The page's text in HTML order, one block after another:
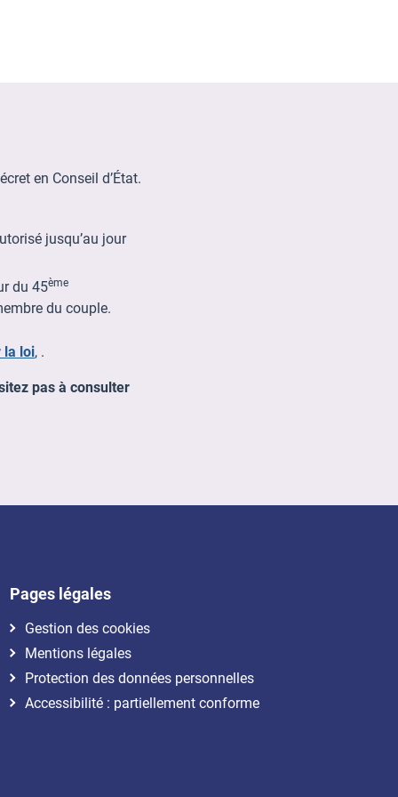
en Conseil d’État.
jusqu’au jour
du 45ème
du couple.
la loi, .
pas à consulter
Pages légales
Gestion des cookies
Mentions légales
Protection des données personnelles
Accessibilité : partiellement conforme